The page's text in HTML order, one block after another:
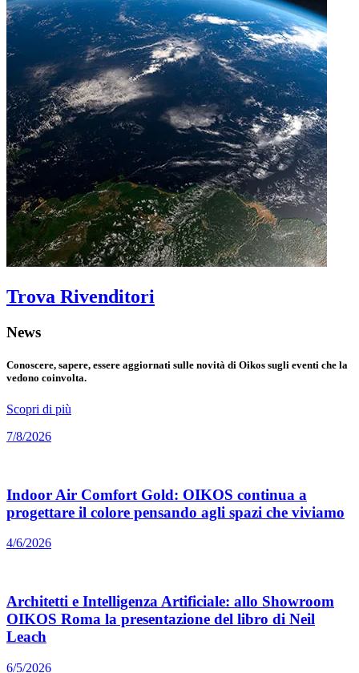
Trova Rivenditori
News
Conoscere, sapere, essere aggiornati sulle novità di Oikos sugli eventi che la
vedono coinvolta.
Scopri di più
7/8/2026
Indoor Air Comfort Gold: OIKOS continua a
progettare il colore pensando agli spazi che viviamo
4/6/2026
Architetti e Intelligenza Artificiale: allo Showroom
OIKOS Roma la presentazione del libro di Neil
Leach
6/5/2026